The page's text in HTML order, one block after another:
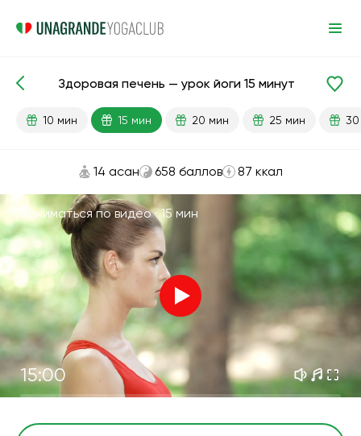
Готовые уроки Печень Пищеварение
Здоровая печень — урок йоги 15 минут
10 мин 15 мин 20 мин 25 мин
14 асан 658 баллов 87 ккал
Заниматься по видео ·15 мин
15:00